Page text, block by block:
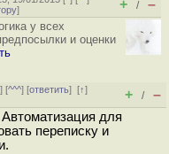
] + / –
у всех
и оценки
] [^^^] [ответить][↑]
+ / –
для
переписку и